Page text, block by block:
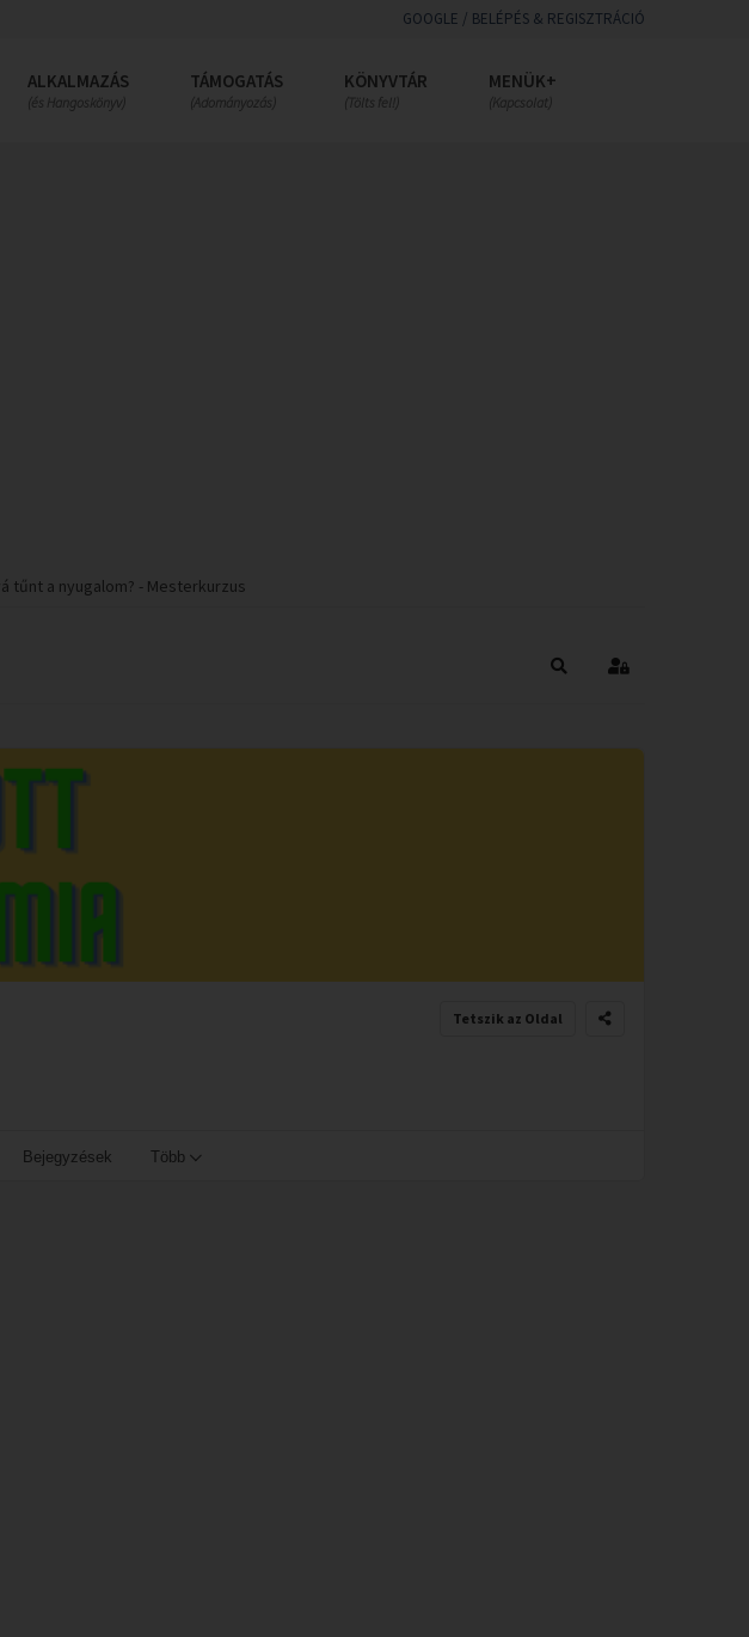
GOOGLE / BELÉPÉS & REGISZTRÁCIÓ
ALKALMAZÁS
(és Hangoskönyv)
TÁMOGATÁS
(Adományozás)
KÖNYVTÁR
(Tölts fel!)
MENÜK+
(Kapcsolat)
tűnt a nyugalom? - Mesterkurzus
KeresésBejelentkezés
Tetszik az Oldal
Bejegyzések Több